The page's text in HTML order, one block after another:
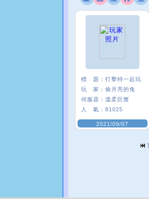
標 題： 打擊特一起玩
玩 家： 偷月亮的兔
伺服器： 溫柔巨蟹
人 氣： 81025
2021/09/07